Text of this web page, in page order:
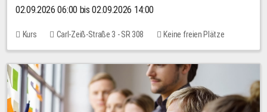
02.09.2026 06:00 bis 02.09.2026 14:00
Kurs Carl-Zeiß-Straße 3 - SR 308 Keine freien Plätze